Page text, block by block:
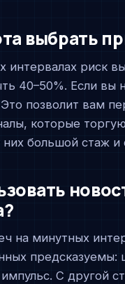
выбрать
интервалах риск
40–50%. Если
Это позволит вам
которые
большой стаж
на минутных
предсказуемы:
С другой